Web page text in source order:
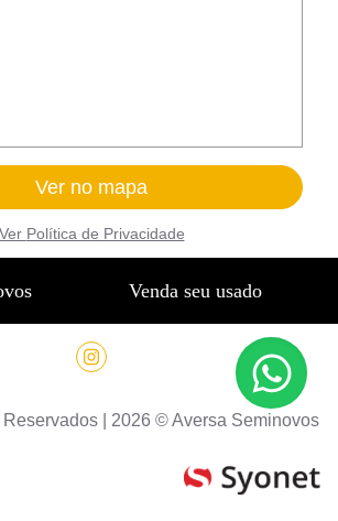
Ver no mapa
Ver Política de Privacidade
Venda seu usado
| 2026 ©Aversa Seminovos